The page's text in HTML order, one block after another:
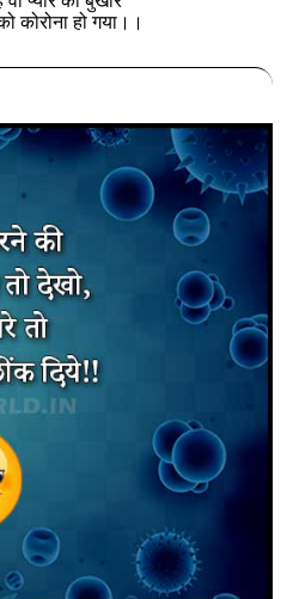
कोरोना हो गया।।